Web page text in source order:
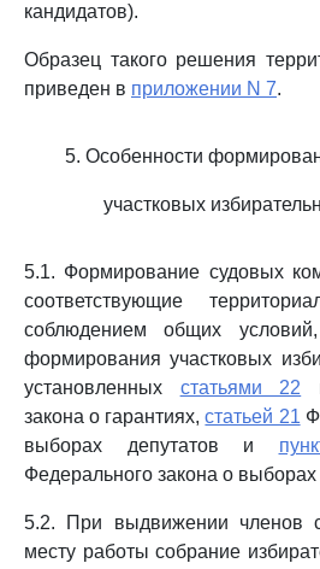
кандидатов).
Образец такого решения
приведен в приложении N 7.
5. Особенности
участковых
5.1. Формирование судовых
соответствующие
соблюдением общих
формирования участковых
установленных статьями 22
закона о гарантиях,статьей 21
выборах депутатов и
Федерального закона о
5.2. При выдвижении членов
месту работы собрание